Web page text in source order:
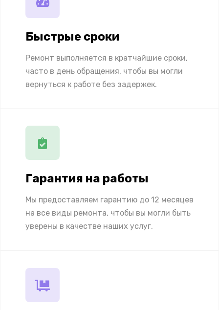
Быстрые сроки
Ремонт выполняется в кратчайшие сроки,
часто в день обращения, чтобы вы могли
вернуться к работе без задержек.
Гарантия на работы
Мы предоставляем гарантию до 12 месяцев
на все виды ремонта, чтобы вы могли быть
уверены в качестве наших услуг.